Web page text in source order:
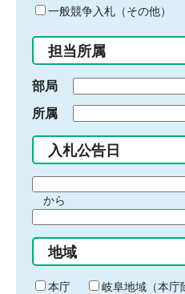
ド
入
力
一般競争入札（その他）
担当所属
部局
所属
入札公告日
間
始
り
から
間
終
わ
地域
本庁
岐阜地域（本庁